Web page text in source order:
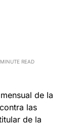
READ
de la
las
de la